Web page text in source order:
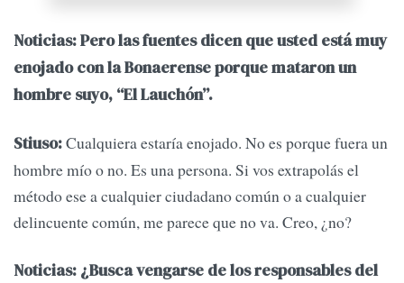
Noticias: Pero las fuentes dicen que usted está muy
enojado con la Bonaerense porque mataron un
hombre suyo, “El Lauchón”.
Stiuso:Cualquiera estaría enojado. No es porque fuera un
hombre mío o no. Es una persona. Si vos extrapolás el
método ese a cualquier ciudadano común o a cualquier
delincuente común, me parece que no va. Creo, ¿no?
Noticias: ¿Busca vengarse de los responsables del